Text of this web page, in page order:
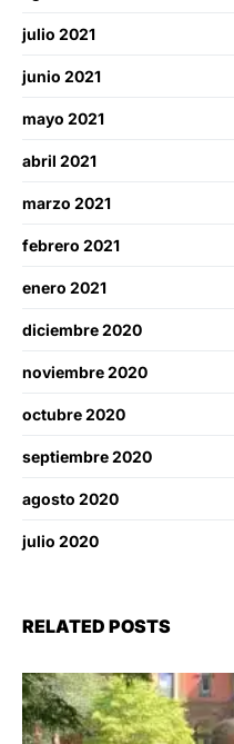
julio 2021
junio 2021
mayo 2021
abril 2021
marzo 2021
febrero 2021
enero 2021
diciembre 2020
noviembre 2020
octubre 2020
septiembre 2020
agosto 2020
julio 2020
RELATED POSTS